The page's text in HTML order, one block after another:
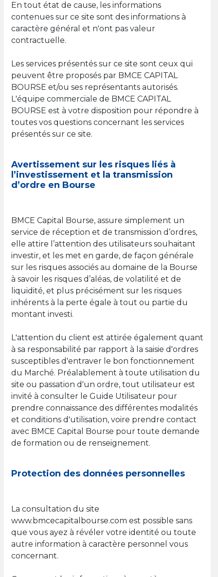
En tout état de cause, les informations
contenues sur ce site sont des informations à
caractère général et n'ont pas valeur
contractuelle.
Les services présentés sur ce site sont ceux qui
peuvent être proposés par BMCE CAPITAL
BOURSE et/ou ses représentants autorisés.
L'équipe commerciale de BMCE CAPITAL
BOURSE est à votre disposition pour répondre à
toutes vos questions concernant les services
présentés sur ce site.
Avertissement sur les risques liés à
l’investissement et la transmission
d’ordre en Bourse
BMCE Capital Bourse, assure simplement un
service de réception et de transmission d’ordres,
elle attire l’attention des utilisateurs souhaitant
investir, et les met en garde, de façon générale
sur les risques associés au domaine de la Bourse
à savoir les risques d’aléas, de volatilité et de
liquidité, et plus précisément sur les risques
inhérents à la perte égale à tout ou partie du
montant investi.
L'attention du client est attirée également quant
à sa responsabilité par rapport à la saisie d'ordres
susceptibles d'entraver le bon fonctionnement
du Marché. Préalablement à toute utilisation du
site ou passation d'un ordre, tout utilisateur est
invité à consulter le Guide Utilisateur pour
prendre connaissance des différentes modalités
et conditions d'utilisation, voire prendre contact
avec BMCE Capital Bourse pour toute demande
de formation ou de renseignement.
Protection des données personnelles
La consultation du site
www.bmcecapitalbourse.com est possible sans
que vous ayez à révéler votre identité ou toute
autre information à caractère personnel vous
concernant.